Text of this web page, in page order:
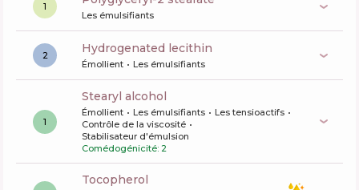
1
Les émulsifiants
2 hydrogenated lecithin
Émollient Les émulsifiants
1
stearyl alcohol
Émollient Les émulsifiants
Les tensioactifs
Contrôle de la viscosité
Stabilisateur d'émulsion
Comédogénicité: 2
tocopherol